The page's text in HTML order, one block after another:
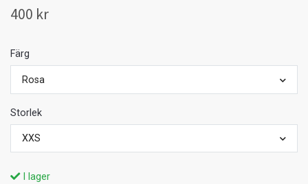
400 kr
Färg
Rosa
Storlek
XXS
I lager